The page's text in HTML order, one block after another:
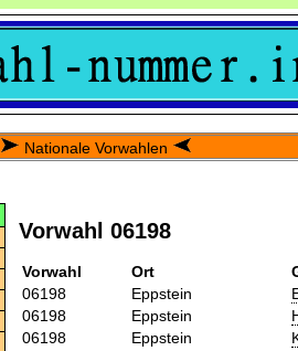
Nationale Vorwahlen
Vorwahl 06198
Vorwahl Ort
06198
Eppstein
06198
Eppstein
06198
Eppstein